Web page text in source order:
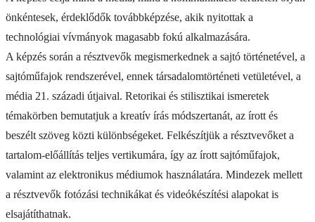
önkéntesek, érdeklődők továbbképzése, akik nyitottak a
technológiai vívmányok magasabb fokú alkalmazására.
A képzés során a résztvevők megismerkednek a sajtó történetével, a
sajtóműfajok rendszerével, ennek társadalomtörténeti vetületével, a
média 21. századi útjaival. Retorikai és stilisztikai ismeretek
témakörben bemutatjuk a kreatív írás módszertanát, az írott és
beszélt szöveg közti különbségeket. Felkészítjük a résztvevőket a
tartalom-előállítás teljes vertikumára, így az írott sajtóműfajok,
valamint az elektronikus médiumok használatára. Mindezek mellett
a résztvevők fotózási technikákat és videókészítési alapokat is
elsajátíthatnak.